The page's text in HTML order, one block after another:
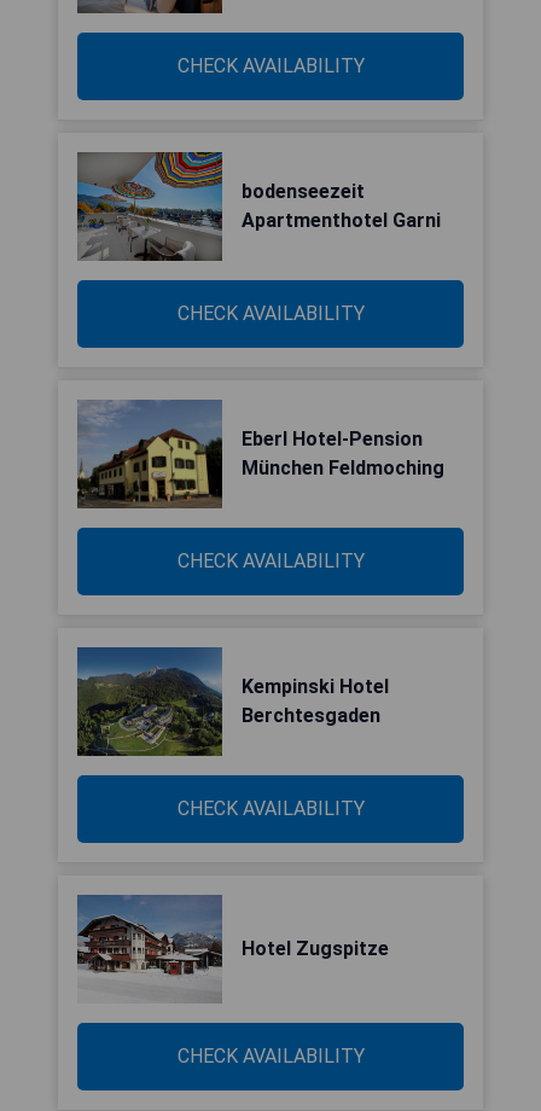
CHECK AVAILABILITY
bodenseezeit
Apartmenthotel Garni
CHECK AVAILABILITY
Eberl Hotel-Pension
München Feldmoching
CHECK AVAILABILITY
Kempinski Hotel
Berchtesgaden
CHECK AVAILABILITY
Hotel Zugspitze
CHECK AVAILABILITY